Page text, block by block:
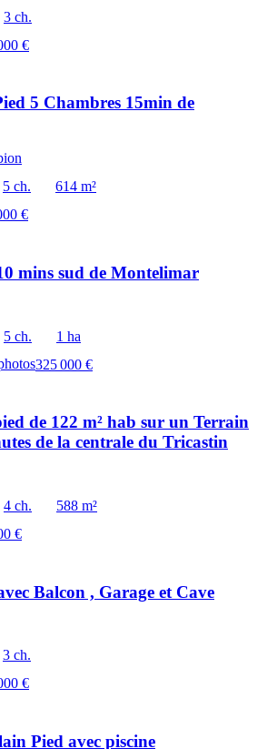
3 ch.
€
5 Chambres 15min de
5 ch.
614 m²
€
mins sud de Montelimar
5 ch.
1 ha
325 000 €
de 122 m² hab sur un Terrain
de la centrale du Tricastin
4 ch.
588 m²
€
Balcon , Garage et Cave
3 ch.
€
Pied avec piscine